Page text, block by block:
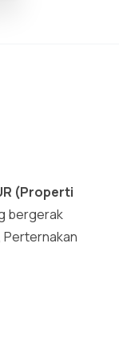
(Properti
bergerak
Perternakan